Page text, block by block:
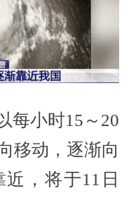
小时15～20
移动，逐渐向
，将于11日